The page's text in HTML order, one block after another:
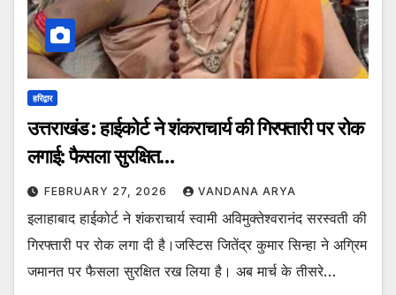
हरिद्वार
उत्तराखंड : हाईकोर्ट ने शंकराचार्य की गिरफ्तारी पर रोक
लगाई: फैसला सुरक्षित…
FEBRUARY 27, 2026 VANDANA ARYA
इलाहाबाद हाईकोर्ट ने शंकराचार्य स्वामी अविमुक्तेश्वरानंद सरस्वती की
गिरफ्तारी पर रोक लगा दी है।जस्टिस जितेंद्र कुमार सिन्हा ने अग्रिम
जमानत पर फैसला सुरक्षित रख लिया है। अब मार्च के तीसरे…